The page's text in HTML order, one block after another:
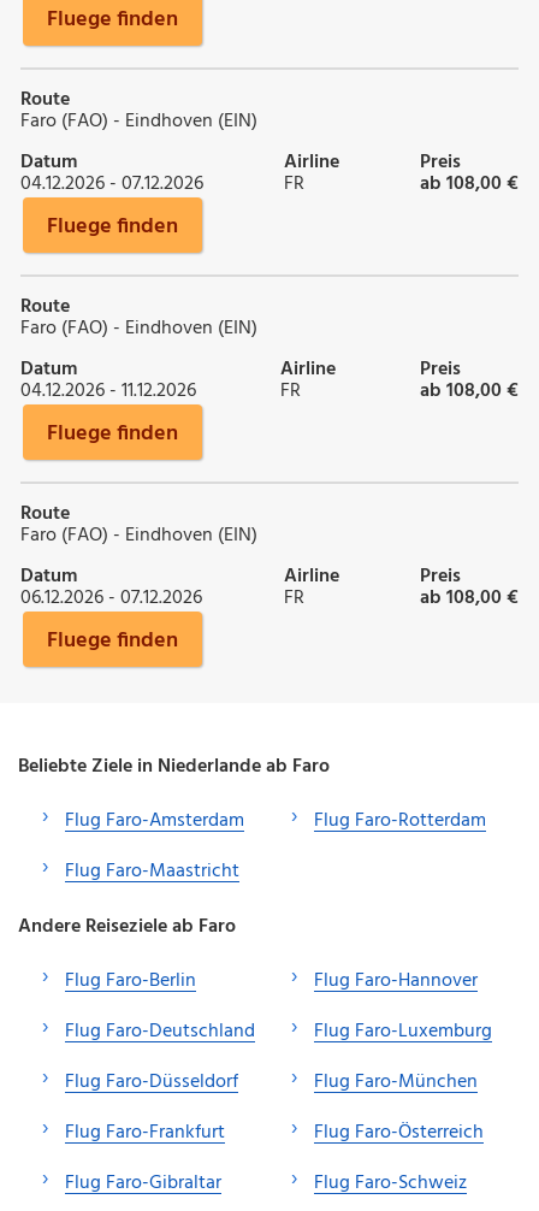
Fluege finden
Route
Faro (FAO) - Eindhoven (EIN)
Datum
04.12.2026 - 07.12.2026
Airline
FR
Preis
ab 108,00 €
Fluege finden
Route
Faro (FAO) - Eindhoven (EIN)
Datum
04.12.2026 - 11.12.2026
Airline
FR
Preis
ab 108,00 €
Fluege finden
Route
Faro (FAO) - Eindhoven (EIN)
Datum
06.12.2026 - 07.12.2026
Airline
FR
Preis
ab 108,00 €
Fluege finden
Beliebte Ziele in Niederlande ab Faro
Flug Faro-Amsterdam
Flug Faro-Maastricht
Flug Faro-Rotterdam
Andere Reiseziele ab Faro
Flug Faro-Berlin
Flug Faro-Deutschland
Flug Faro-Düsseldorf
Flug Faro-Frankfurt
Flug Faro-Gibraltar
Flug Faro-Hannover
Flug Faro-Luxemburg
Flug Faro-München
Flug Faro-Österreich
Flug Faro-Schweiz